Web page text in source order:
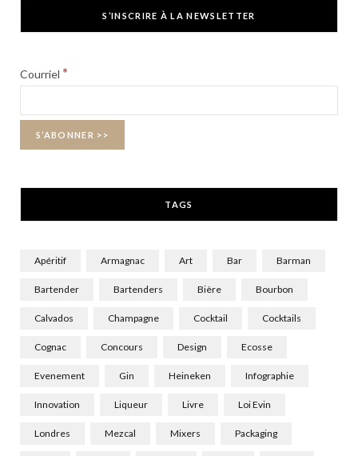
e w t
S’INSCRIRE À LA NEWSLETTER
Courriel *
TAGS
Apéritif Armagnac Art Bar Barman
Bartender Bartenders Bière Bourbon
Calvados Champagne Cocktail Cocktails
Cognac Concours Design Ecosse
Evenement Gin Heineken Infographie
Innovation Liqueur Livre Loi Evin
Londres Mezcal Mixers Packaging